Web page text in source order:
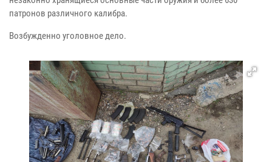
патронов различного калибра.
Возбужденно уголовное дело.